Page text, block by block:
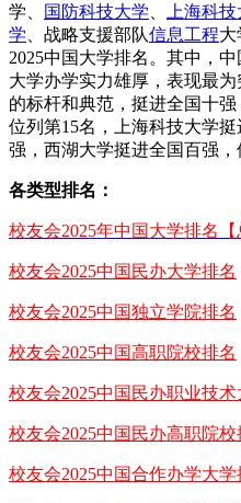
学、
国防科技大学 上海科
学 、战略支援部队信息工程大
2025中国大学排名。其中，
大学办学实力雄厚，表现最
的标杆和典范，挺进全国十
位列第15名，上海科技大学
强，西湖大学挺进全国百强，
各类型排名：
校友会2025年中国大学排名【
校友会2025中国民办大学排名
校友会2025中国独立学院排名
校友会2025中国高职院校排名
校友会2025中国民办职业技术
校友会2025中国民办高职院校
校友会2025中国合作办学大学